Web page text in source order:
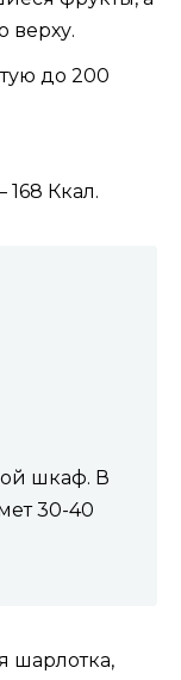
верху.
до 200
Ккал.
шкаф. В
30-40
шарлотка,